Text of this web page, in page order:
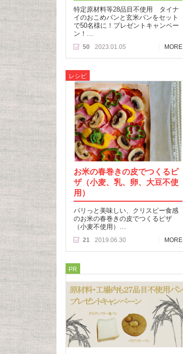
特定原材料等28品目不使用 タイナ
イのおこめパンと玄米パンをセット
で50名様に！プレゼントキャンペー
ン！…
50 2023.01.05 MORE
レシピ
お米の春巻きの皮でつくるピ
ザ（小麦、乳、卵、大豆不使
用）
パリっと美味しい、クリスピー食感
のお米の春巻きの皮でつくるピザ
（小麦不使用）…
21 2019.06.30 MORE
PR